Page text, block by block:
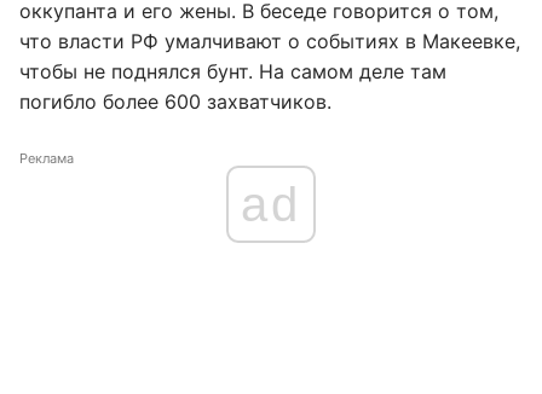
оккупанта и его жены. В беседе говорится о том,
что власти РФ умалчивают о событиях в Макеевке,
чтобы не поднялся бунт. На самом деле там
погибло более 600 захватчиков.
Реклама
ad